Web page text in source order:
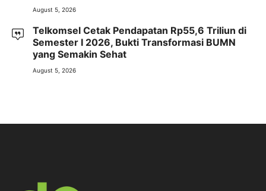
August 5, 2026
Telkomsel Cetak Pendapatan Rp55,6 Triliun di
Semester I 2026, Bukti Transformasi BUMN
yang Semakin Sehat
August 5, 2026